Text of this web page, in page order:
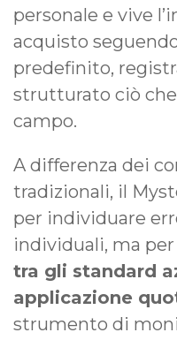
personale e vive
acquisto
predefinito,
strutturato ciò che
campo.
A differenza dei
tradizionali, il
per individuare
individuali, ma per
tra gli standard
applicazione
strumento di